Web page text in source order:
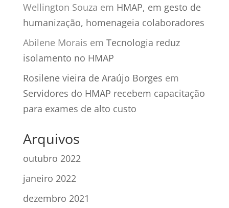
Wellington Souza em HMAP, em gesto de
humanização, homenageia colaboradores
Abilene Morais em Tecnologia reduz
isolamento no HMAP
Rosilene vieira de Araújo Borges em
Servidores do HMAP recebem capacitação
para exames de alto custo
Arquivos
outubro 2022
janeiro 2022
dezembro 2021